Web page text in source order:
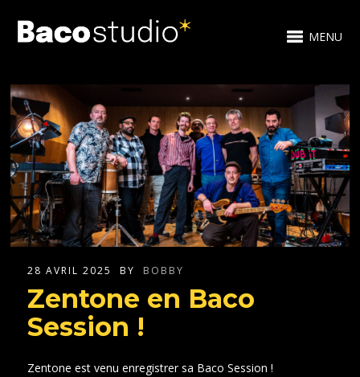
MENU
28 AVRIL 2025 BY BOBBY
Zentone en Baco
Session !
Zentone est venu enregistrer sa Baco Session !